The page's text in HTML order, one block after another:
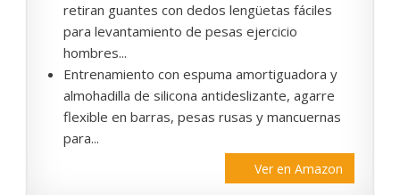
retiran guantes con dedos lengüetas fáciles
para levantamiento de pesas ejercicio
hombres...
Entrenamiento con espuma amortiguadora y
almohadilla de silicona antideslizante, agarre
flexible en barras, pesas rusas y mancuernas
para...
Ver en Amazon